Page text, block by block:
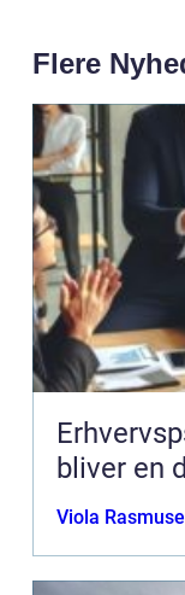
Flere
bliver en
Viola